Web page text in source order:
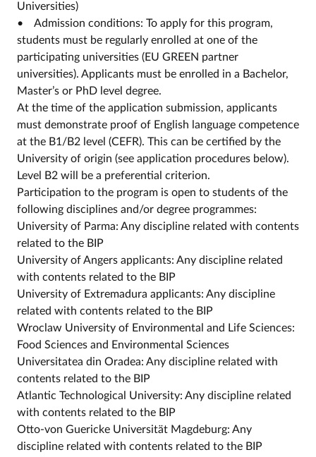
Universities)
• Admission conditions: To apply for this program,
students must be regularly enrolled at one of the
participating universities (EU GREEN partner
universities). Applicants must be enrolled in a Bachelor,
Master’s or PhD level degree.
At the time of the application submission, applicants
must demonstrate proof of English language competence
at the B1/B2 level (CEFR). This can be certified by the
University of origin (see application procedures below).
Level B2 will be a preferential criterion.
Participation to the program is open to students of the
following disciplines and/or degree programmes:
University of Parma: Any discipline related with contents
related to the BIP
University of Angers applicants: Any discipline related
with contents related to the BIP
University of Extremadura applicants: Any discipline
related with contents related to the BIP
Wroclaw University of Environmental and Life Sciences:
Food Sciences and Environmental Sciences
Universitatea din Oradea: Any discipline related with
contents related to the BIP
Atlantic Technological University: Any discipline related
with contents related to the BIP
Otto-von Guericke Universität Magdeburg: Any
discipline related with contents related to the BIP